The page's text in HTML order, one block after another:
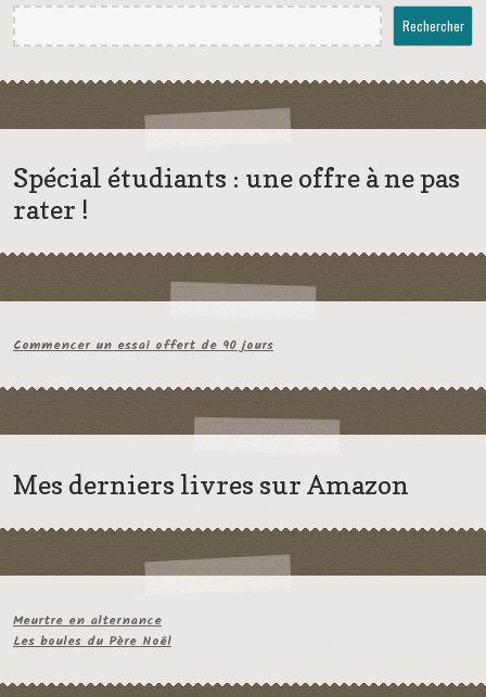
Rechercher
Spécial étudiants : une offre à ne pas
rater !
Commencer un essai offert de 90 jours
Mes derniers livres sur Amazon
Meurtre en alternance
Les boules du Père Noël